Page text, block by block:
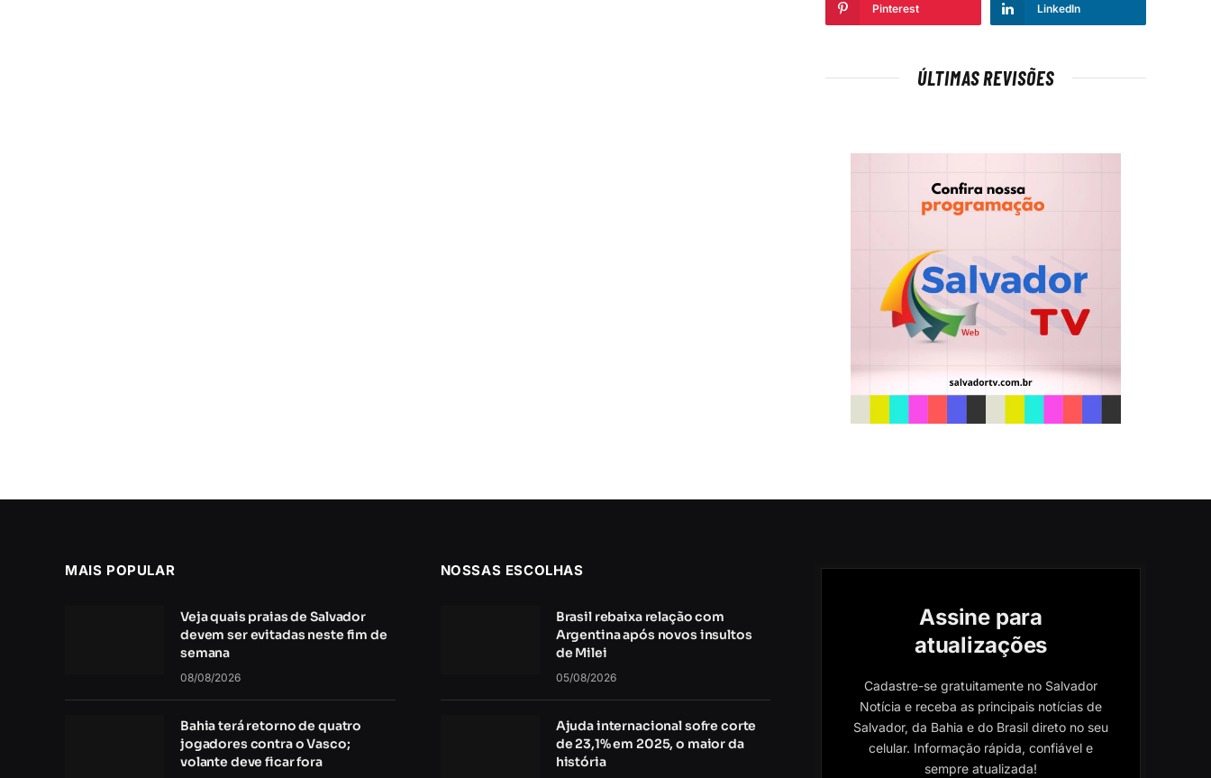
Pinterest LinkedIn
ÚLTIMAS REVISÕES
MAIS POPULAR
Veja quais praias de Salvador
devem ser evitadas neste fim de
semana
08/08/2026
Bahia terá retorno de quatro
jogadores contra o Vasco;
volante deve ficar fora
NOSSAS ESCOLHAS
Brasil rebaixa relação com
Argentina após novos insultos
de Milei
05/08/2026
Ajuda internacional sofre corte
de 23,1% em 2025, o maior da
história
Assine para
atualizações
Cadastre-se gratuitamente no Salvador
Notícia e receba as principais notícias de
Salvador, da Bahia e do Brasil direto no seu
celular. Informação rápida, confiável e
sempre atualizada!